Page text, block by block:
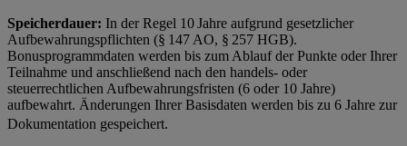
Speicherdauer: In der Regel 10 Jahre aufgrund gesetzlicher
Aufbewahrungspflichten (§ 147 AO, § 257 HGB).
Bonusprogrammdaten werden bis zum Ablauf der Punkte oder Ihrer
Teilnahme und anschließend nach den handels- oder
steuerrechtlichen Aufbewahrungsfristen (6 oder 10 Jahre)
aufbewahrt. Änderungen Ihrer Basisdaten werden bis zu 6 Jahre zur
Dokumentation gespeichert.